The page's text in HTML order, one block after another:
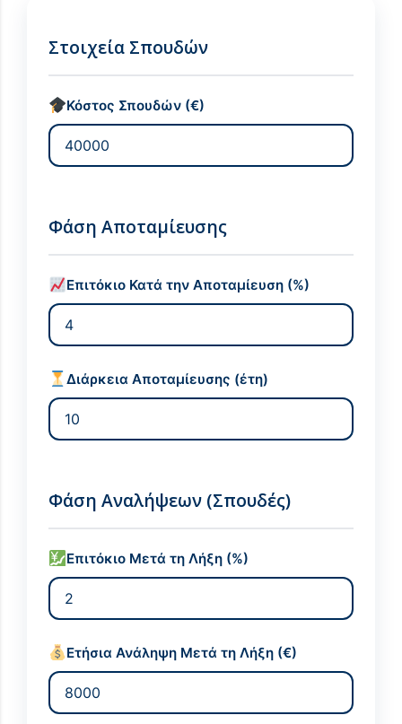
Στοιχεία Σπουδών
Κόστος Σπουδών (€)
Φάση Αποταμίευσης
Επιτόκιο Κατά την Αποταμίευση (%)
Διάρκεια Αποταμίευσης (έτη)
Φάση Αναλήψεων (Σπουδές)
Επιτόκιο Μετά τη Λήξη (%)
Ετήσια Ανάληψη Μετά τη Λήξη (€)